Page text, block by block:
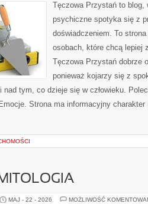
Tęczowa Przystań to blog,
psychiczne spotyka się z
doświadczeniem. To
osobach, które chcą lepiej
Tęczowa Przystań dobrze
ponieważ kojarzy się z
nad tym, co dzieje się w człowieku.
Strona ma informacyjny
MAJ - 22 - 2026 MOŻLIWOŚĆ